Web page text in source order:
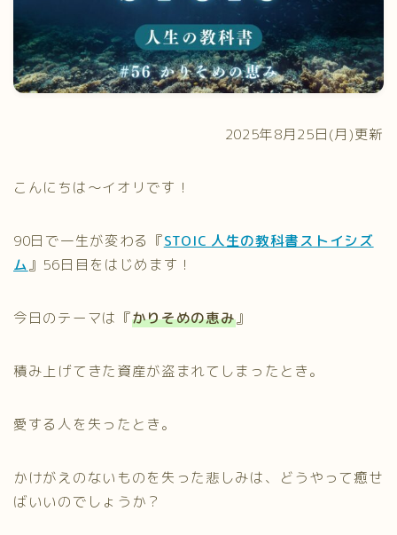
お問い合わせ
プライバシーポリシー
2025年8月25日(月)更新
こんにちは〜イオリです！
90日で一生が変わる『STOIC 人生の教科書ストイシズ
ム』56日目をはじめます！
今日のテーマは『かりそめの恵み』
積み上げてきた資産が盗まれてしまったとき。
愛する人を失ったとき。
かけがえのないものを失った悲しみは、どうやって癒せ
ばいいのでしょうか？